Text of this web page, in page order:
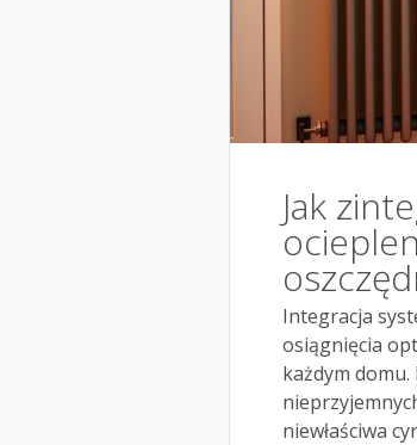
Jak
Integracja
osiągnięcia
każdym
niewłaściwa